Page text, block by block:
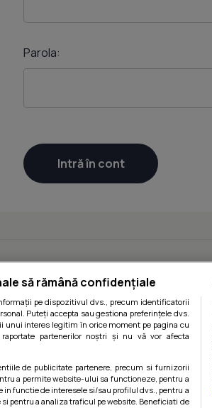
Parola:
să rămână confidențiale
pe dispozitivul dvs., precum identificatorii
Puteți accepta sau gestiona preferințele dvs.
interes legitim în orice moment pe pagina cu
partenerilor noștri și nu vă vor afecta
de publicitate partenere, precum si furnizorii
a permite website-ului sa functioneze, pentru a
functie de interesele si/sau profilul dvs., pentru a
pentru a analiza traficul pe website. Beneficiati de